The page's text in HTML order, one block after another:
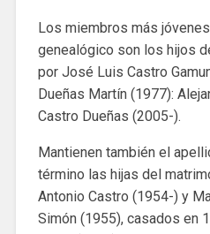
Los miembros más
genealógico son los hijos
por José Luis Castro
Dueñas Martín (1977):
Castro Dueñas (2005-).
Mantienen también el
término las hijas del
Antonio Castro (1954-) y
Simón (1955), casados en